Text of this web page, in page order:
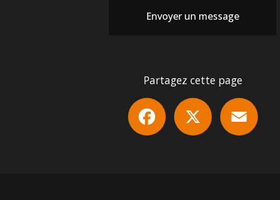
Envoyer un message
Partagez cette page
Facebook